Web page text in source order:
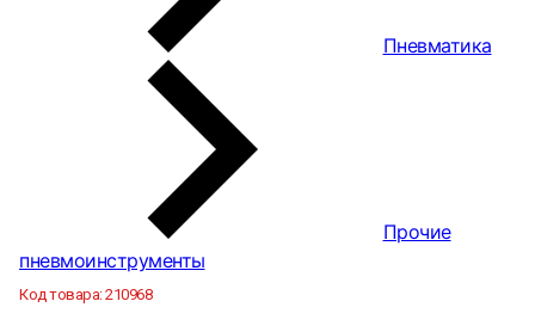
Пневматика
Прочие
пневмоинструменты
Код товара:210968